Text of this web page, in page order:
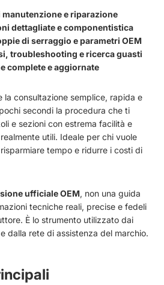
e riparazione
dettagliate e componentistica
di serraggio e parametri OEM
troubleshooting e ricerca guasti
complete e aggiornate
la consultazione semplice, rapida e
secondi la procedura che ti
e sezioni con estrema facilità e
utili. Ideale per chi vuole
tempo e ridurre i costi di
ufficiale OEM, non una guida
tecniche reali, precise e fedeli
È lo strumento utilizzato dai
dalla rete di assistenza del marchio.